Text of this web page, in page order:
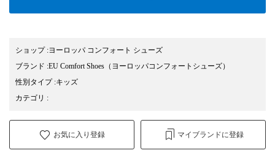
ショップ:ヨーロッパ コンフォート シューズ
ブランド :EU Comfort Shoes （ヨーロッパコンフォートシューズ）
性別タイプ:キッズ
カテゴリ :
お気に入り登録 マイブランドに登録